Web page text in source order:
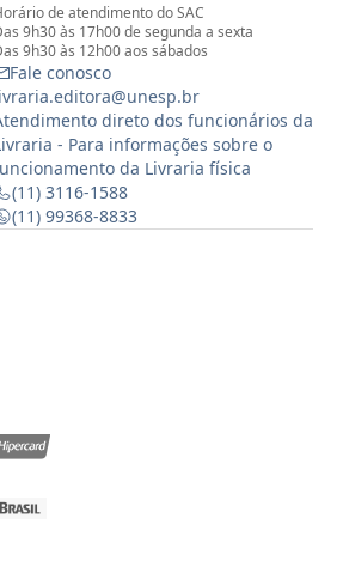
de atendimento do SAC
9h30 às 17h00 de segunda a sexta
9h30 às 12h00 aos sábados
Fale conosco
direto dos funcionários da
- Para informações sobre o
da Livraria física
(11) 3116-1588
(11) 99368-8833